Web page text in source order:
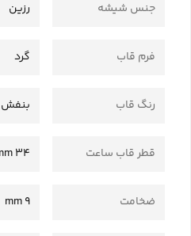
جنس شیشه رزین
فرم قاب گرد
رنگ قاب بنفش
قطر قاب ساعت 34 mm
ضخامت 9 mm